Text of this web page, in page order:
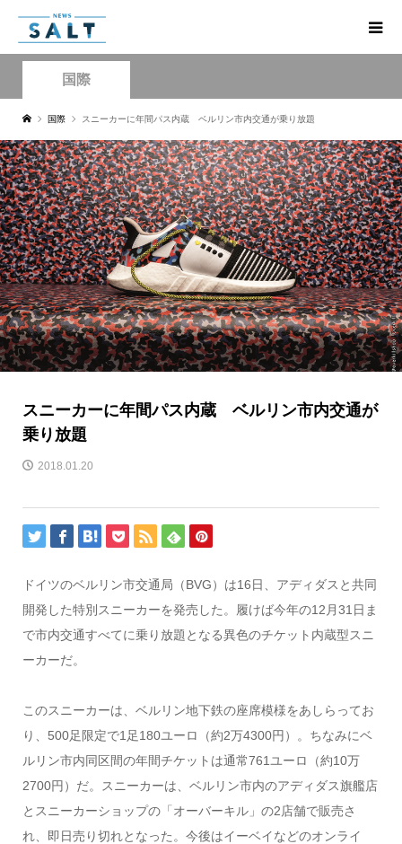
国際
国際 スニーカーに年間パス内蔵 ベルリン市内交通が乗り放題
スニーカーに年間パス内蔵 ベルリン市内交通が
乗り放題
2018.01.20
ドイツのベルリン市交通局（BVG）は16日、アディダスと共同
開発した特別スニーカーを発売した。履けば今年の12月31日ま
で市内交通すべてに乗り放題となる異色のチケット内蔵型スニ
ーカーだ。
このスニーカーは、ベルリン地下鉄の座席模様をあしらってお
り、500足限定で1足180ユーロ（約2万4300円）。ちなみにベ
ルリン市内同区間の年間チケットは通常761ユーロ（約10万
2700円）だ。スニーカーは、ベルリン市内のアディダス旗艦店
とスニーカーショップの「オーバーキル」の2店舗で販売さ
れ、即日売り切れとなった。今後はイーベイなどのオンライ